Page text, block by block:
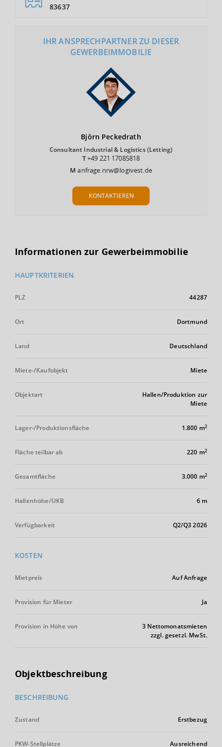
83637
IHR ANSPRECHPARTNER ZU DIESER
GEWERBEIMMOBILIE
Björn Peckedrath
Consultant Industrial & Logistics (Letting)
T+49 221 17085818
Manfrage.nrw@logivest.de
KONTAKTIEREN
Informationen zur Gewerbeimmobilie
HAUPTKRITERIEN
PLZ 44287
Ort Dortmund
Land Deutschland
Miete-/Kaufobjekt Miete
Objektart
Hallen/Produktion zur
Miete
Lager-/Produktionsfläche 1.800 m2
Fläche teilbar ab 220 m2
Gesamtfläche 3.000 m2
Hallenhöhe/UKB 6 m
Verfügbarkeit Q2/Q3 2026
KOSTEN
Mietpreis Auf Anfrage
Provision für Mieter Ja
Provision in Höhe von
3 Nettomonatsmieten
zzgl. gesetzl. MwSt.
Objektbeschreibung
BESCHREIBUNG
Zustand Erstbezug
PKW-Stellplätze Ausreichend